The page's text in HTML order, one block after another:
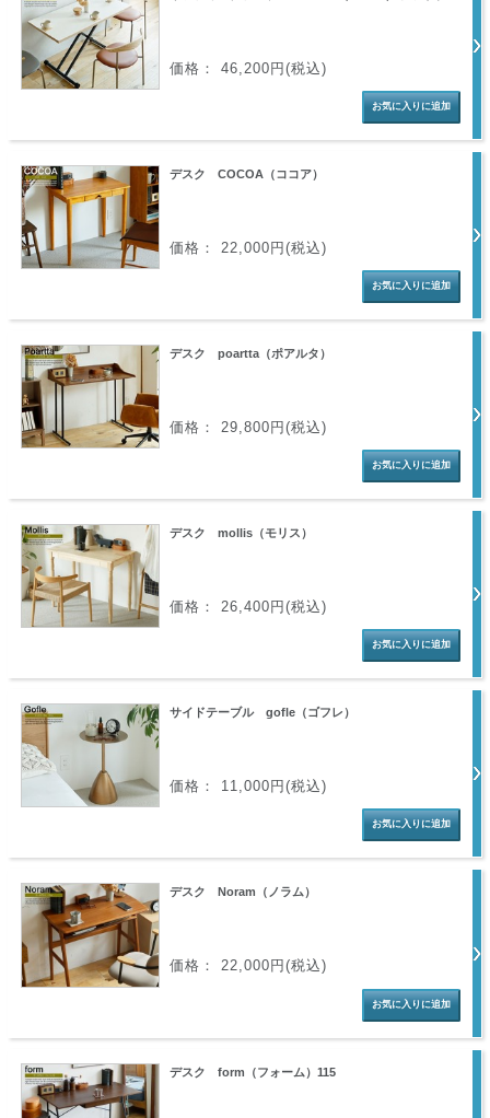
価格： 46,200円(税込)
デスク COCOA（ココア）
価格： 22,000円(税込)
デスク poartta（ポアルタ）
価格： 29,800円(税込)
デスク mollis（モリス）
価格： 26,400円(税込)
サイドテーブル gofle（ゴフレ）
価格： 11,000円(税込)
デスク Noram（ノラム）
価格： 22,000円(税込)
デスク form（フォーム）115